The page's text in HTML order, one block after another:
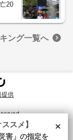
20
ング一覧へ
提供
ンツや広告配信を提供する
ー をご確認ください。×
スメ】
害」の指定を